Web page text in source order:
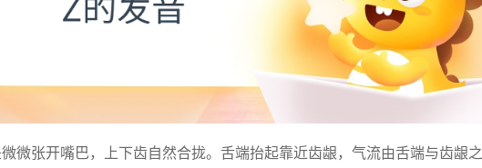
微张开嘴巴，上下齿自然合拢。舌端抬起靠近齿龈，气流由舌端与齿龈之